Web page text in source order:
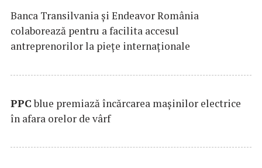
Banca Transilvania şi Endeavor România
colaborează pentru a facilita accesul
antreprenorilor la pieţe internaţionale
PPCblue premiază încărcarea maşinilor electrice
în afara orelor de vârf